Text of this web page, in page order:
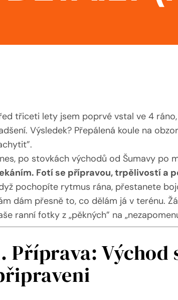
třiceti lety jsem poprvé vstal ve 4
Výsledek? Přepálená koule na
po stovkách východů od Šumavy po
Fotí se přípravou, trpělivostí a
pochopíte rytmus rána, přestanete
dám přesně to, co dělám já v terénu.
ranní fotky z „pěkných” na
Příprava: